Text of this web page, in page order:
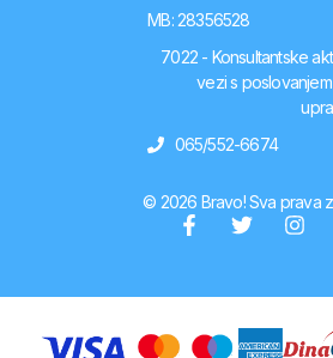
MB: 28356528
7022 - Konsultantske
vezi s poslovanjem
065/552-6674
© 2026 Bravo! Sva prava